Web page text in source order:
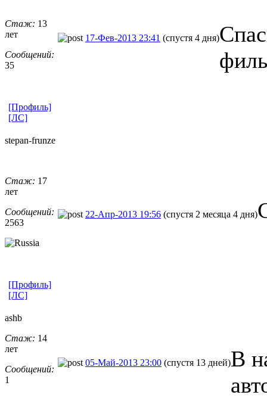
Стаж: 13
лет
Сообщений:
35
17-Фев-2013 23:41 (спустя 4 дня)
[Профиль]
[ЛС]
stepan-frunz​e
Стаж: 17
лет
Сообщений:
2563
22-Апр-2013 19:56 (спустя 2 месяца 4 дня)
[Профиль]
[ЛС]
ashb
Стаж: 14
лет
Сообщений:
1
05-Май-2013 23:00 (спустя 13 дней)В